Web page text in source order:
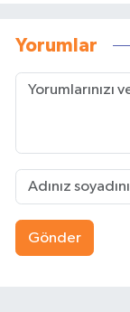
Yorumlar
Gönder